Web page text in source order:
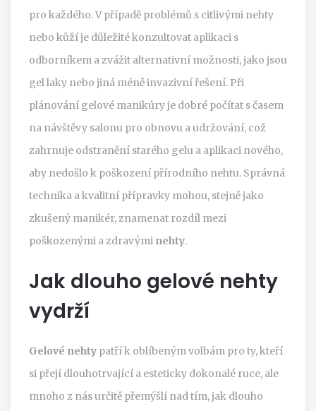
pro každého. V případě problémů s citlivými nehty
nebo kůží je důležité konzultovat aplikaci s
odborníkem a zvážit alternativní možnosti, jako jsou
gel laky nebo jiná méně invazivní řešení. Při
plánování gelové manikúry je dobré počítat s časem
na návštěvy salonu pro obnovu a udržování, což
zahrnuje odstranění starého gelu a aplikaci nového,
aby nedošlo k poškození přírodního nehtu. Správná
technika a kvalitní přípravky mohou, stejně jako
zkušený manikér, znamenat rozdíl mezi
poškozenými a zdravými nehty.
Jak dlouho gelové nehty
vydrží
Gelové nehty patří k oblíbeným volbám pro ty, kteří
si přejí dlouhotrvající a esteticky dokonalé ruce, ale
mnoho z nás určitě přemýšlí nad tím, jak dlouho